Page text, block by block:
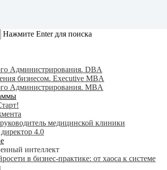
Нажмите Enter для поиска
Администрирования. DBA
бизнесом. Executive MBA
Администрирования. MBA
медицинской клиники
4.0
интеллект
в бизнес-практике: от хаоса к системе